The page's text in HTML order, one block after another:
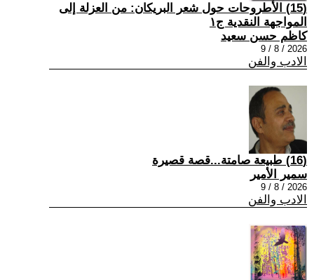
(15) الأطروحات حول شعر البريكان: من العزلة إلى
المواجهة النقدية ج١
كاظم حسن سعيد
2026 / 8 / 9
الادب والفن
(16) طبيعة صامتة...قصة قصيرة
سمير الأمير
2026 / 8 / 9
الادب والفن